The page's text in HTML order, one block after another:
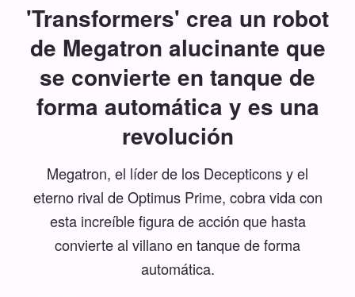
'Transformers' crea un robot
de Megatron alucinante que
se convierte en tanque de
forma automática y es una
revolución
Megatron, el líder de los Decepticons y el
eterno rival de Optimus Prime, cobra vida con
esta increíble figura de acción que hasta
convierte al villano en tanque de forma
automática.